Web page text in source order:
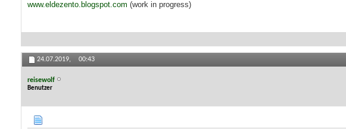
www.eldezento.blogspot.com (work in progress)
24.07.2019, 00:43
reisewolf
Benutzer